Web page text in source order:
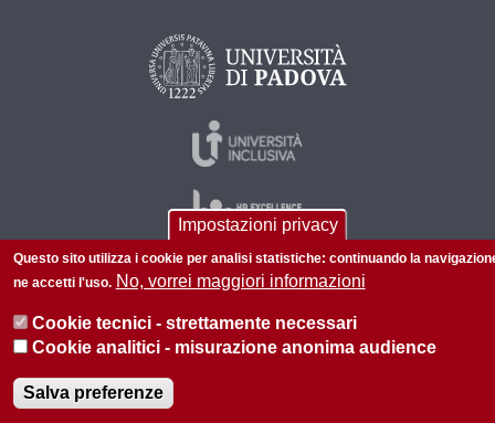
Impostazioni privacy
Questo sito utilizza i cookie per analisi statistiche: continuando la
ne accetti l'uso. No, vorrei maggiori informazioni
Cookie tecnici - strettamente necessari
Cookie analitici - misurazione anonima audience
Salva preferenze